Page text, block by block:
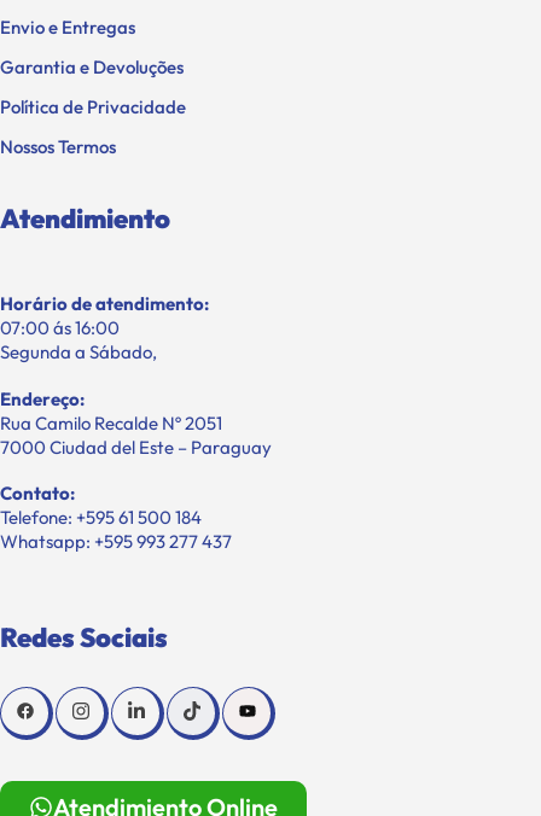
Envio e Entregas
Garantia e Devoluções
Política de Privacidade
Nossos Termos
Atendimiento
Horário de atendimento:
07:00 ás 16:00
Segunda a Sábado,
Endereço:
Rua Camilo Recalde Nº 2051
7000 Ciudad del Este – Paraguay
Contato:
Telefone: +595 61 500 184
Whatsapp: +595 993 277 437
Redes Sociais
Atendimiento Online